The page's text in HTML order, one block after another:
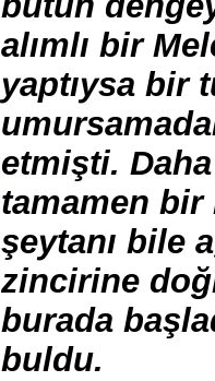
alımlı bir
yaptıysa bir
etmişti.
tamamen
şeytanı bile
zincirine
burada
buldu.